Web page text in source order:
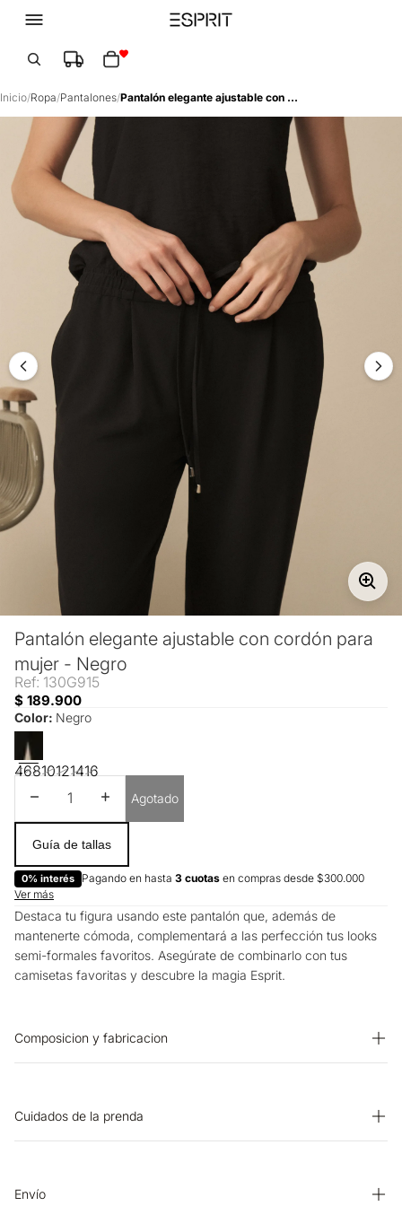
Inicio/Ropa/Pantalones/ Pantalón elegante ajustable con cordón para mujer - Negro
Pantalón elegante ajustable con cordón para
mujer - Negro
Ref: 130G915
$ 189.900
Color: Negro
46810121416
Disminuir cantidadAumentar cantidad
Agotado
Guía de tallas
0% interés Pagando en hasta 3 cuotas en compras desde $300.000
Ver más
Destaca tu figura usando este pantalón que, además de
mantenerte cómoda, complementará a las perfección tus looks
semi-formales favoritos. Asegúrate de combinarlo con tus
camisetas favoritas y descubre la magia Esprit.
Composicion y fabricacion
Cuidados de la prenda
máxima de lavado 30 ºC. Proceso muy moderado.
Envío